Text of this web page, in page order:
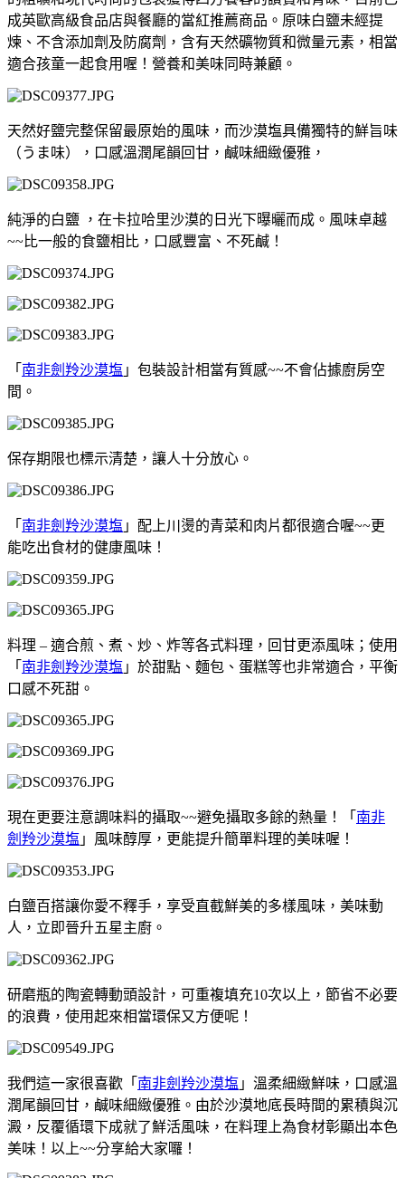
成英歐高級食品店與餐廳的當紅推薦商品。原味白鹽未經提
煉、不含添加劑及防腐劑，含有天然礦物質和微量元素，相當
適合孩童一起食用喔！營養和美味同時兼顧。
天然好鹽完整保留最原始的風味，而沙漠塩具備獨特的鮮旨味
（うま味），口感溫潤尾韻回甘，鹹味細緻優雅，
純淨的白鹽 ，在卡拉哈里沙漠的日光下曝曬而成。風味卓越
~~比一般的食鹽相比，口感豐富、不死鹹！
「 南非劍羚沙漠塩 」包裝設計相當有質感~~不會佔據廚房空
間。
保存期限也標示清楚，讓人十分放心。
「 南非劍羚沙漠塩 」配上川燙的青菜和肉片都很適合喔~~更
能吃出食材的健康風味！
料理 – 適合煎、煮、炒、炸等各式料理，回甘更添風味；使用
「 南非劍羚沙漠塩 」於甜點、麵包、蛋糕等也非常適合，平衡
口感不死甜。
現在更要注意調味料的攝取~~避免攝取多餘的熱量！「 南非
劍羚沙漠塩 」風味醇厚，更能提升簡單料理的美味喔！
白鹽百搭讓你愛不釋手，享受直截鮮美的多樣風味，美味動
人，立即晉升五星主廚。
研磨瓶的陶瓷轉動頭設計，可重複填充10次以上，節省不必要
的浪費，使用起來相當環保又方便呢！
我們這一家很喜歡「 南非劍羚沙漠塩 」溫柔細緻鮮味，口感溫
潤尾韻回甘，鹹味細緻優雅。由於沙漠地底長時間的累積與沉
澱，反覆循環下成就了鮮活風味，在料理上為食材彰顯出本色
美味！以上~~分享給大家囉！